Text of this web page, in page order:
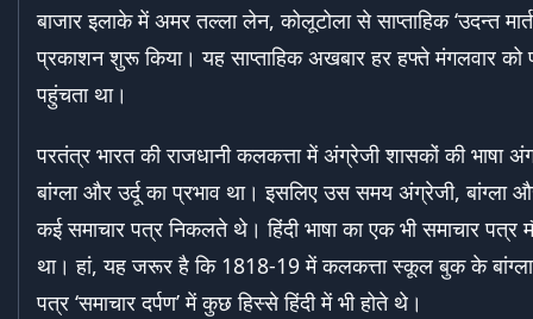
बाजार इलाके में अमर तल्ला लेन, कोलूटोला से साप्ताहिक ‘उदन्त
प्रकाशन शुरू किया। यह साप्ताहिक अखबार हर हफ्ते मंगलवार को
पहुंचता था।
परतंत्र भारत की राजधानी कलकत्ता में अंग्रेजी शासकों की भाषा
बांग्ला और उर्दू का प्रभाव था। इसलिए उस समय अंग्रेजी, बांग्ला
कई समाचार पत्र निकलते थे। हिंदी भाषा का एक भी समाचार पत्र
था। हां, यह जरूर है कि 1818-19 में कलकत्ता स्कूल बुक के बांग्ला
पत्र ‘समाचार दर्पण’ में कुछ हिस्से हिंदी में भी होते थे।